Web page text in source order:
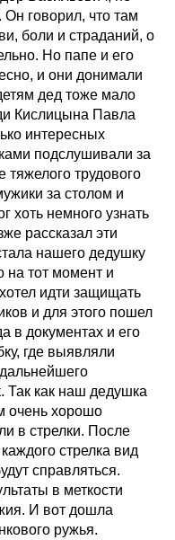
говорил, что там
боли и страданий, о
Но папе и его
и они донимали
дед тоже мало
Кислицына Павла
интересных
подслушивали за
тяжелого трудового
за столом и
хоть немного узнать
рассказал эти
нашего дедушку
тот момент и
идти защищать
и для этого пошел
в документах и его
где выявляли
Так как наш дедушка
очень хорошо
в стрелки. После
стрелка вид
справляться.
в меткости
И вот дошла
ружья.